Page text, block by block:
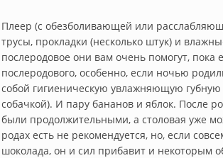
Плеер (с обезболивающей или
трусы, прокладки (несколько штук) и
послеродовое они вам очень помогут,
послеродового, особенно, если ночью
собой гигиеническую увлажняющую губную
собачкой). И пару бананов и яблок. После
были продолжительными, а столовая уже
родах есть не рекомендуется, но, если
шоколада, он и сил прибавит и некоторым